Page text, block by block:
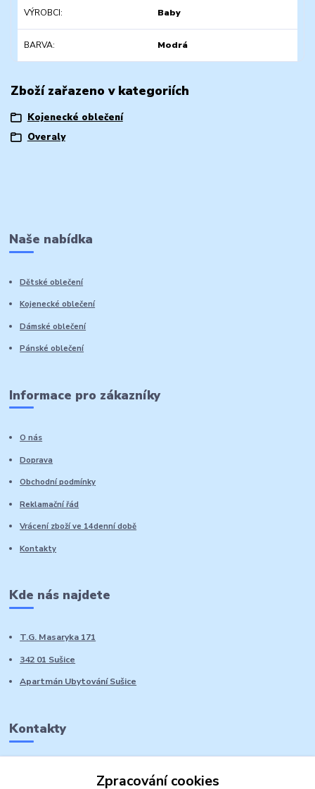
VÝROBCI Baby
BARVA Modrá
Zboží zařazeno v kategoriích
Kojenecké oblečení
Overaly
Naše nabídka
Dětské oblečení
Kojenecké oblečení
Dámské oblečení
Pánské oblečení
Informace pro zákazníky
O nás
Doprava
Obchodní podmínky
Reklamační řád
Vrácení zboží ve 14denní době
Kontakty
Kde nás najdete
T.G. Masaryka 171
342 01 Sušice
Apartmán Ubytování Sušice
Kontakty
Zpracování cookies